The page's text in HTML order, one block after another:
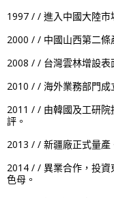
1997 / / 進入中國大陸市
2000 / / 中國山西第二條
2008 / / 台灣雲林增設表
2010 / / 海外業務部門成
2011 / / 由韓國及工研
評。
2013 / / 新疆廠正式量產
2014 / / 異業合作，投資
色母。